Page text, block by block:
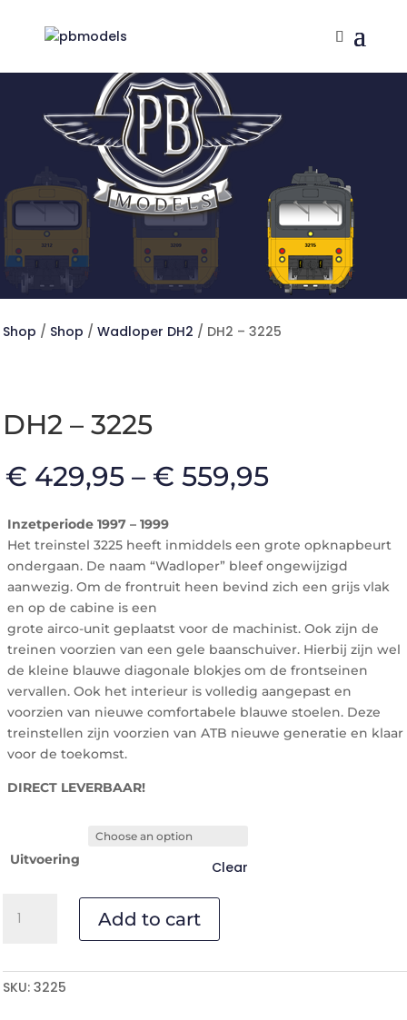
Shop / Shop / Wadloper DH2 / DH2 – 3225
DH2 – 3225
€ 429,95 – € 559,95
Inzetperiode 1997 – 1999
Het treinstel 3225 heeft inmiddels een grote opknapbeurt
ondergaan. De naam “Wadloper” bleef ongewijzigd
aanwezig. Om de frontruit heen bevind zich een grijs vlak
en op de cabine is een
grote airco-unit geplaatst voor de machinist. Ook zijn de
treinen voorzien van een gele baanschuiver. Hierbij zijn wel
de kleine blauwe diagonale blokjes om de frontseinen
vervallen. Ook het interieur is volledig aangepast en
voorzien van nieuwe comfortabele blauwe stoelen. Deze
treinstellen zijn voorzien van ATB nieuwe generatie en klaar
voor de toekomst.
DIRECT LEVERBAAR!
Uitvoering Clear
Add to cart
SKU: 3225